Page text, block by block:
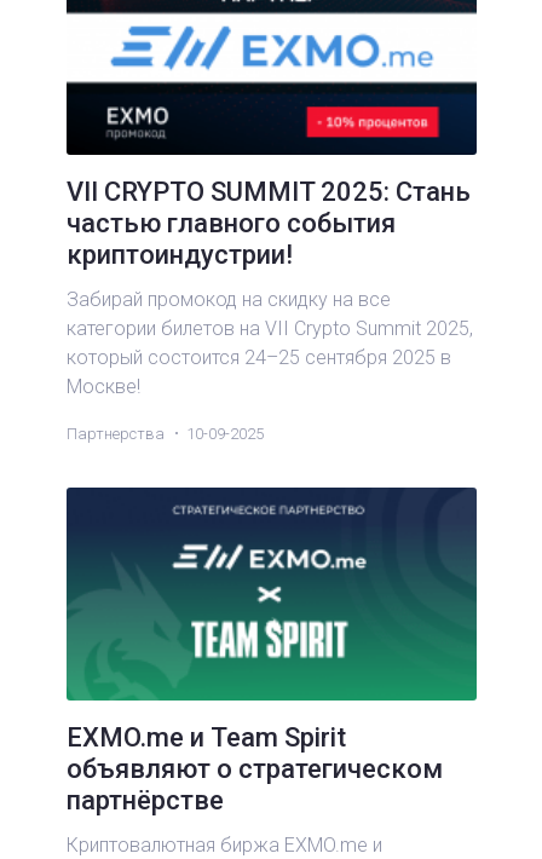
VII CRYPTO SUMMIT 2025: Стань
частью главного события
криптоиндустрии!
Забирай промокод на скидку на все
категории билетов на VII Crypto Summit 2025,
который состоится 24–25 сентября 2025 в
Москве!
Партнерства 10-09-2025
EXMO.me и Team Spirit
объявляют о стратегическом
партнёрстве
Криптовалютная биржа EXMO.me и